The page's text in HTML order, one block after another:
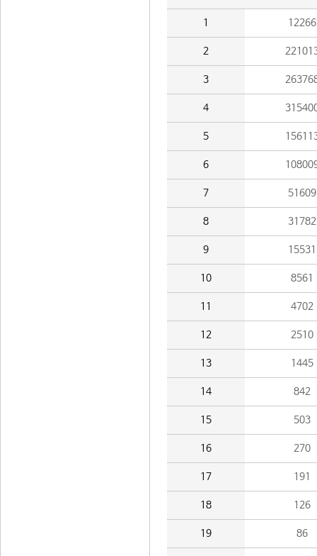
1 12266
2
3
4
5
6
7 51609
8 31782
9 15531
10 8561
11 4702
12 2510
13 1445
14 842
15 503
16 270
17 191
18 126
19 86